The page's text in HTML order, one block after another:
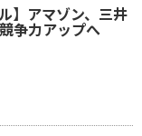
】アマゾン、三井
争力アップへ